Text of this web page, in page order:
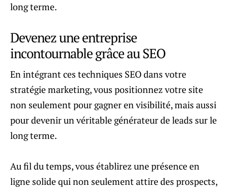
long terme.
Devenez une entreprise
incontournable grâce au SEO
En intégrant ces techniques SEO dans votre
stratégie marketing, vous positionnez votre site
non seulement pour gagner en visibilité, mais aussi
pour devenir un véritable générateur de leads sur le
long terme.
Au fil du temps, vous établirez une présence en
ligne solide qui non seulement attire des prospects,